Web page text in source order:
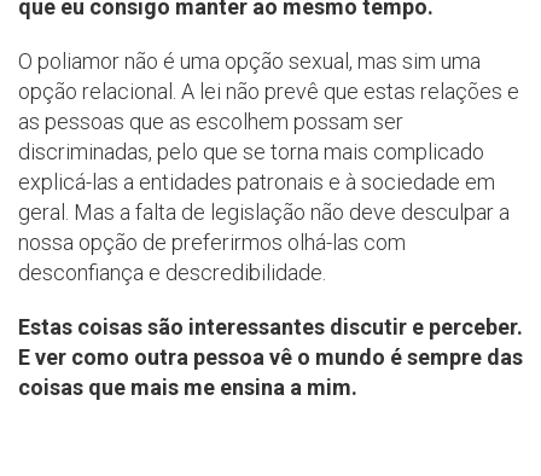
que eu consigo manter ao mesmo tempo.
O poliamor não é uma opção sexual, mas sim uma
opção relacional. A lei não prevê que estas relações e
as pessoas que as escolhem possam ser
discriminadas, pelo que se torna mais complicado
explicá-las a entidades patronais e à sociedade em
geral. Mas a falta de legislação não deve desculpar a
nossa opção de preferirmos olhá-las com
desconfiança e descredibilidade.
Estas coisas são interessantes discutir e perceber.
E ver como outra pessoa vê o mundo é sempre das
coisas que mais me ensina a mim.